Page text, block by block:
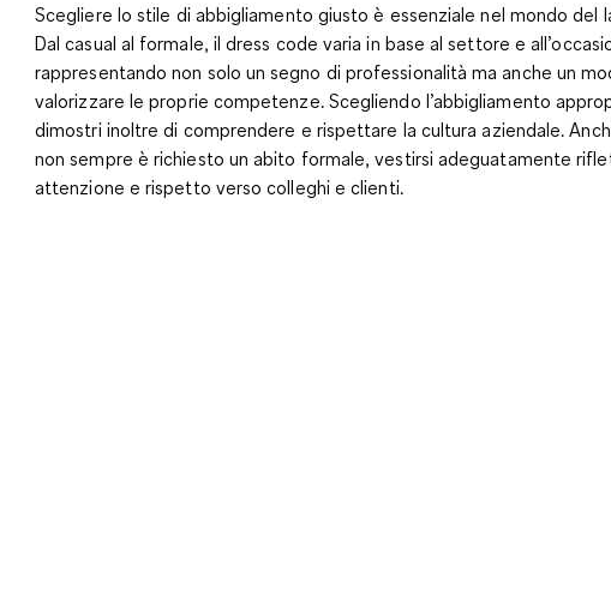
Scegliere lo stile di abbigliamento giusto è essenziale nel mondo del
Dal casual al formale, il dress code varia in base al settore e
rappresentando non solo unsegno di professionalitàma anche un
valorizzare le proprie competenze. Scegliendo l’abbigliamento
dimostri inoltre di comprendere e rispettare la cultura aziendale.
non sempre è richiesto un abito formale, vestirsi adeguatamente
attenzione e rispetto verso colleghi e clienti.